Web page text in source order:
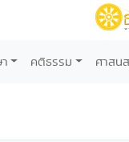
คติธรรม ศาสน